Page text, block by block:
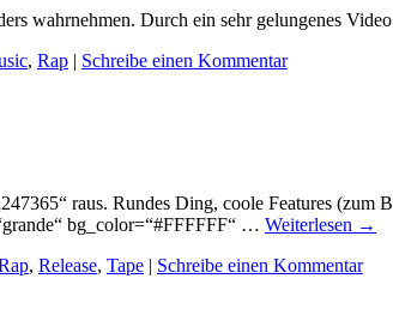
wahrnehmen. Durch ein sehr gelungenes
, Rap | Schreibe einen Kommentar
raus. Rundes Ding, coole Features (zum
bg_color=“#FFFFFF“ … Weiterlesen →
, Release, Tape | Schreibe einen Kommentar